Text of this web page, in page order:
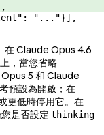
: "..."}],
在 Claude Opus 4.6
，當您省略
5 和 Claude
預設為開啟；在
更低時停用它。在
是否設定 thinking